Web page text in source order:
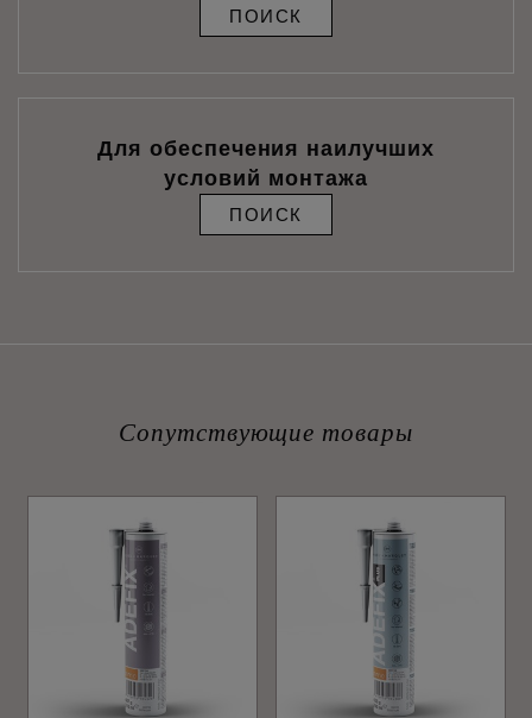
ПОИСК
Для обеспечения наилучших
условий монтажа
ПОИСК
Сопутствующие товары